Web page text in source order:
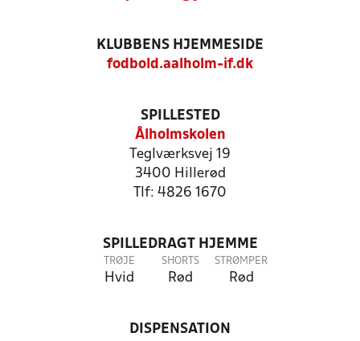
KLUBBENS HJEMMESIDE
fodbold.aalholm-if.dk
SPILLESTED
Ålholmskolen
Teglværksvej 19
3400 Hillerød
Tlf: 4826 1670
SPILLEDRAGT HJEMME
TRØJE
Hvid
SHORTS
Rød
STRØMPER
Rød
DISPENSATION